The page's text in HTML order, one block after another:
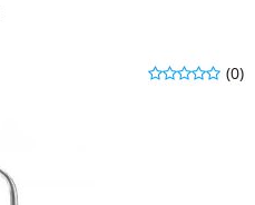
(0)